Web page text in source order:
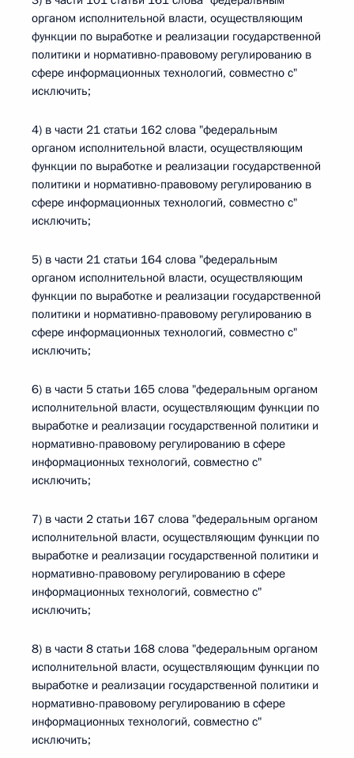
органом исполнительной власти, осуществляющим
функции по выработке и реализации государственной
политики и нормативно-правовому регулированию в
сфере информационных технологий, совместно с"
исключить;
4) в части 21 статьи 162 слова "федеральным
органом исполнительной власти, осуществляющим
функции по выработке и реализации государственной
политики и нормативно-правовому регулированию в
сфере информационных технологий, совместно с"
исключить;
5) в части 21 статьи 164 слова "федеральным
органом исполнительной власти, осуществляющим
функции по выработке и реализации государственной
политики и нормативно-правовому регулированию в
сфере информационных технологий, совместно с"
исключить;
6) в части 5 статьи 165 слова "федеральным органом
исполнительной власти, осуществляющим функции по
выработке и реализации государственной политики и
нормативно-правовому регулированию в сфере
информационных технологий, совместно с"
исключить;
7) в части 2 статьи 167 слова "федеральным органом
исполнительной власти, осуществляющим функции по
выработке и реализации государственной политики и
нормативно-правовому регулированию в сфере
информационных технологий, совместно с"
исключить;
8) в части 8 статьи 168 слова "федеральным органом
исполнительной власти, осуществляющим функции по
выработке и реализации государственной политики и
нормативно-правовому регулированию в сфере
информационных технологий, совместно с"
исключить;